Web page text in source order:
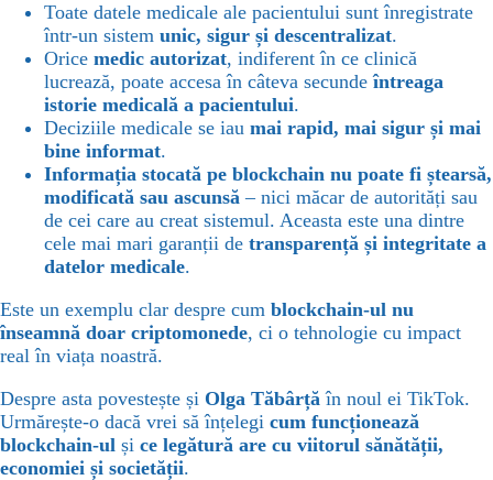
Toate datele medicale ale pacientului sunt înregistrate
într-un sistem unic, sigur și descentralizat.
Orice medic autorizat, indiferent în ce clinică
lucrează, poate accesa în câteva secundeîntreaga
istorie medicală a pacientului.
Deciziile medicale se iau mai rapid, mai sigur și mai
bine informat.
Informația stocată pe blockchain nu poate fi ștearsă,
modificată sau ascunsă – nici măcar de autorități sau
de cei care au creat sistemul. Aceasta este una dintre
cele mai mari garanții de transparență și integritate a
datelor medicale.
Este un exemplu clar despre cum blockchain-ul nu
înseamnă doar criptomonede, ci o tehnologie cu impact
real în viața noastră.
Despre asta povestește și Olga Tăbârță în noul ei TikTok.
Urmărește-o dacă vrei să înțelegi cum funcționează
blockchain-ul și ce legătură are cu viitorul sănătății,
economiei și societății.